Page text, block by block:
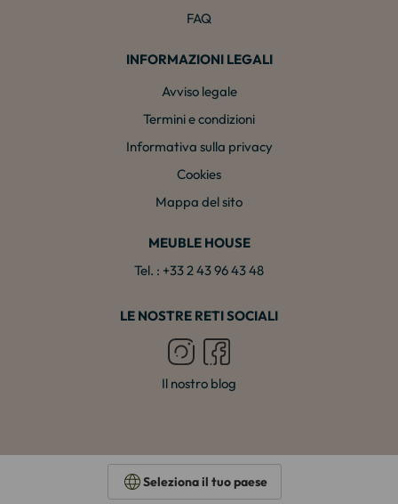
FAQ
INFORMAZIONI LEGALI
Avviso legale
Termini e condizioni
Informativa sulla privacy
Cookies
Mappa del sito
MEUBLE HOUSE
Tel. : +33 2 43 96 43 48
LE NOSTRE RETI SOCIALI
Il nostro blog
Seleziona il tuo paese